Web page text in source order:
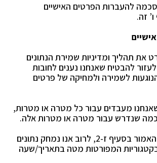
להעברות הפרטים האישיים
זה.
את תהליך ומדיניות שמירת הנתונים
להבטיח שאנחנו נענים לחובות
לשמירה ולמחיקה של פרטים
שאנחנו מעבדים עבור כל מטרה או מטרות,
שנדרש עבור מטרה או מטרות אלה.
3. מבלי לגרוע מן האמור בסעיף ז-2, לרוב אנו נמחק נתונים
המפורטות מטה בתאריך/שעה